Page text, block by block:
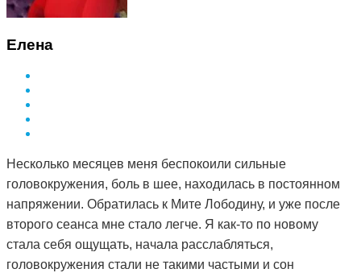
Елена
Несколько месяцев меня беспокоили сильные
головокружения, боль в шее, находилась в постоянном
напряжении. Обратилась к Мите Лободину, и уже после
второго сеанса мне стало легче. Я как-то по новому
стала себя ощущать, начала расслабляться,
головокружения стали не такими частыми и сон